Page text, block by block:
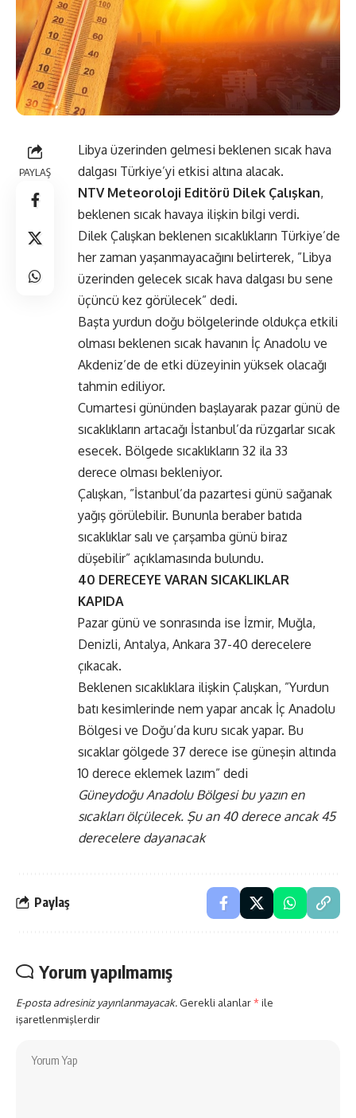
PAYLAŞ
Libya üzerinden gelmesi beklenen sıcak hava
dalgası Türkiye’yi etkisi altına alacak.
NTV Meteoroloji Editörü Dilek Çalışkan,
beklenen sıcak havaya ilişkin bilgi verdi.
Dilek Çalışkan beklenen sıcaklıkların Türkiye’de
her zaman yaşanmayacağını belirterek, ”Libya
üzerinden gelecek sıcak hava dalgası bu sene
üçüncü kez görülecek” dedi.
Başta yurdun doğu bölgelerinde oldukça etkili
olması beklenen sıcak havanın İç Anadolu ve
Akdeniz’de de etki düzeyinin yüksek olacağı
tahmin ediliyor.
Cumartesi gününden başlayarak pazar günü de
sıcaklıkların artacağı İstanbul’da rüzgarlar sıcak
esecek. Bölgede sıcaklıkların 32 ila 33
derece olması bekleniyor.
Çalışkan, ”İstanbul’da pazartesi günü sağanak
yağış görülebilir. Bununla beraber batıda
sıcaklıklar salı ve çarşamba günü biraz
düşebilir” açıklamasında bulundu.
40 DERECEYE VARAN SICAKLIKLAR
KAPIDA
Pazar günü ve sonrasında ise İzmir, Muğla,
Denizli, Antalya, Ankara 37-40 derecelere
çıkacak.
Beklenen sıcaklıklara ilişkin Çalışkan, ”Yurdun
batı kesimlerinde nem yapar ancak İç Anadolu
Bölgesi ve Doğu’da kuru sıcak yapar. Bu
sıcaklar gölgede 37 derece ise güneşin altında
10 derece eklemek lazım” dedi
Güneydoğu Anadolu Bölgesi bu yazın en
sıcakları ölçülecek. Şu an 40 derece ancak 45
derecelere dayanacak
Paylaş
Yorum yapılmamış
E-posta adresiniz yayınlanmayacak. Gerekli alanlar*ile
işaretlenmişlerdir